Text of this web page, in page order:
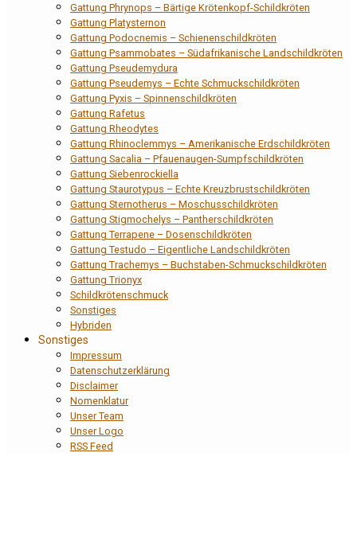
Gattung Phrynops – Bärtige Krötenkopf-Schildkröten
Gattung Platysternon
Gattung Podocnemis – Schienenschildkröten
Gattung Psammobates – Südafrikanische Landschildkröten
Gattung Pseudemydura
Gattung Pseudemys – Echte Schmuckschildkröten
Gattung Pyxis – Spinnenschildkröten
Gattung Rafetus
Gattung Rheodytes
Gattung Rhinoclemmys – Amerikanische Erdschildkröten
Gattung Sacalia – Pfauenaugen-Sumpfschildkröten
Gattung Siebenrockiella
Gattung Staurotypus – Echte Kreuzbrustschildkröten
Gattung Sternotherus – Moschusschildkröten
Gattung Stigmochelys – Pantherschildkröten
Gattung Terrapene – Dosenschildkröten
Gattung Testudo – Eigentliche Landschildkröten
Gattung Trachemys – Buchstaben-Schmuckschildkröten
Gattung Trionyx
Schildkrötenschmuck
Sonstiges
Hybriden
Sonstiges
Impressum
Datenschutzerklärung
Disclaimer
Nomenklatur
Unser Team
Unser Logo
RSS Feed